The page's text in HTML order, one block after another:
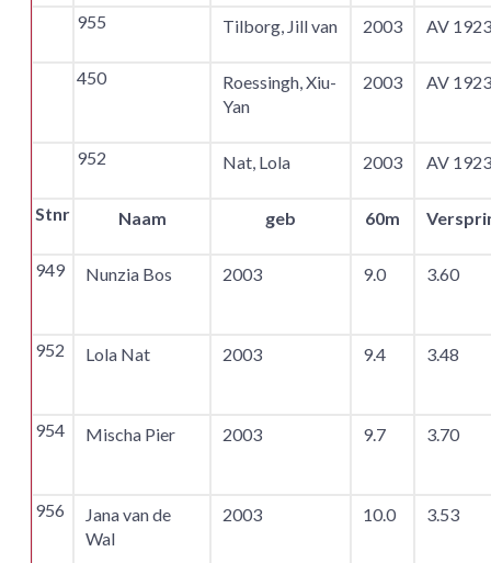
955 Tilborg, Jill van 2003 AV
450
Roessingh, Xiu-
Yan
2003 AV
952 Nat, Lola 2003 AV
Stnr Naam geb 60m
949 Nunzia Bos 2003 9.0 3.60
952 Lola Nat 2003 9.4 3.48
954 Mischa Pier 2003 9.7 3.70
956
Jana van de
Wal
2003 10.0 3.53